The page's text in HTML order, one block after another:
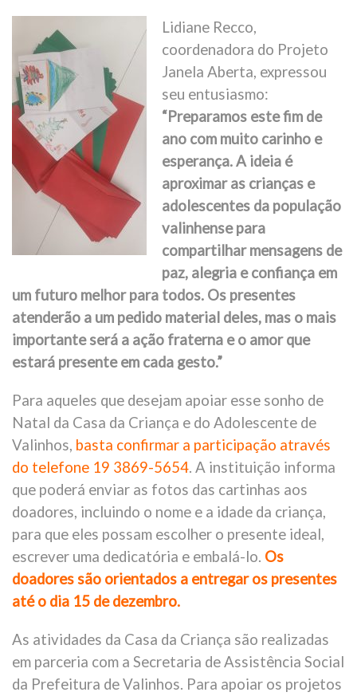
Lidiane Recco,
coordenadora do Projeto
Janela Aberta, expressou
seu entusiasmo:
“Preparamos este fim de
ano com muito carinho e
esperança. A ideia é
aproximar as crianças e
adolescentes da população
valinhense para
compartilhar mensagens de
paz, alegria e confiança em
um futuro melhor para todos. Os presentes
atenderão a um pedido material deles, mas o mais
importante será a ação fraterna e o amor que
estará presente em cada gesto.”
Para aqueles que desejam apoiar esse sonho de
Natal da Casa da Criança e do Adolescente de
Valinhos, basta confirmar a participação através
do telefone 19 3869-5654. A instituição informa
que poderá enviar as fotos das cartinhas aos
doadores, incluindo o nome e a idade da criança,
para que eles possam escolher o presente ideal,
escrever uma dedicatória e embalá-lo. Os
doadores são orientados a entregar os presentes
até o dia 15 de dezembro.
As atividades da Casa da Criança são realizadas
em parceria com a Secretaria de Assistência Social
da Prefeitura de Valinhos. Para apoiar os projetos